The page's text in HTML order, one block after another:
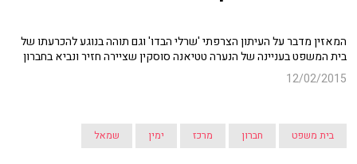
המאזין מדבר על העיתון הצרפתי 'שרלי הבדו' וגם תוהה בנוגע להכרעתו של
בית המשפט בעניינה של הנערה טטיאנה סוסקין שציירה חזיר ונביא בחברון
12/02/2015
בית משפט חברון מרכז ימין שמאל